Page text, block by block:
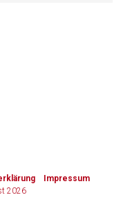
Impressum
2026